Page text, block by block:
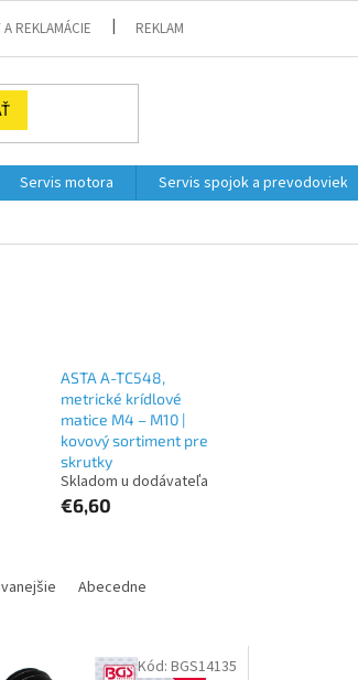
REKLAMÁCIE REKLAMAČNÝ PORIADOK A
Servis motora Servis spojok a prevodoviek
ASTA A-TC548,
metrické krídlové
matice M4 – M10 |
kovový sortiment pre
skrutky
Skladom u dodávateľa
€6,60
Abecedne
Kód: BGS14135